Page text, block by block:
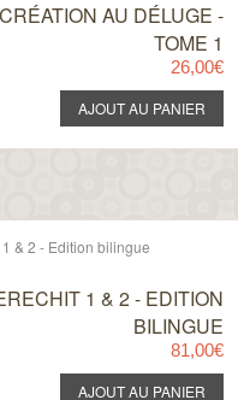
AU DÉLUGE -
TOME 1
26,00€
1 & 2 - EDITION
BILINGUE
81,00€